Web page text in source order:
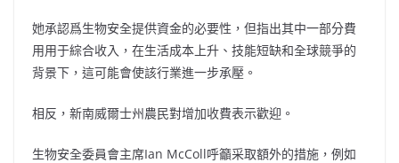
她承認爲生物安全提供資金的必要性，但指出其中一部分費
用用于綜合收入，在生活成本上升、技能短缺和全球競爭的
背景下，這可能會使該行業進一步承壓。
相反，新南威爾士州農民對增加收費表示歡迎。
生物安全委員會主席Ian McColl呼籲采取額外的措施，例如